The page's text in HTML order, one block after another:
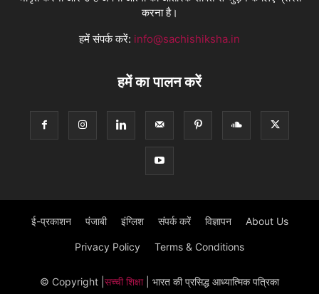
करना है।
हमें संपर्क करें: info@sachishiksha.in
हमें का पालन करें
ई-प्रकाशन पंजाबी इंग्लिश संपर्क करें विज्ञापन About Us
Privacy Policy Terms & Conditions
© Copyright सच्ची शिक्षा| भारत की प्रसिद्ध आध्यात्मिक पत्रिका